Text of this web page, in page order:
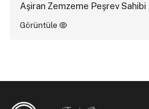
Aşiran Zemzeme Peşrev
Görüntüle